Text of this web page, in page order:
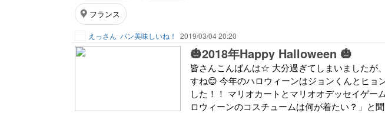
フランス
えっさん パン美味しいね！ 2019/03/04 20:20
🎃2018年Happy Halloween 🎃
皆さんこんばんは☆ 大分過ぎてしまいましたが
すね😊 今年のハロウィーンはジョンくんとヒョ
した！！ マリオカートとマリオオデッセイゲー
ロウィーンのコスチュームは何が着たい？」と